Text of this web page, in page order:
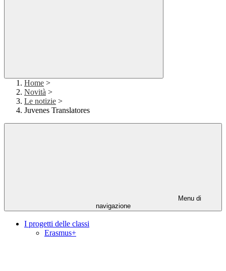
Home >
Novità >
Le notizie >
Juvenes Translatores
Menu di
navigazione
I progetti delle classi
Erasmus+